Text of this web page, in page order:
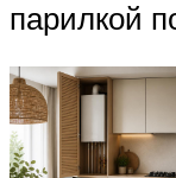
парилкой